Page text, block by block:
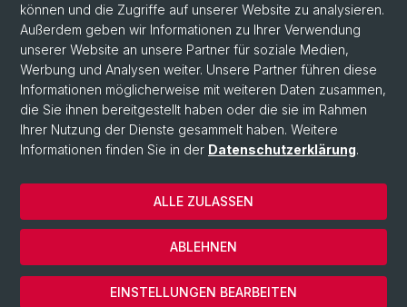
LinkedIn
Instagram
© Universität Basel
Datenschutzerklärung
können und die Zugriffe auf unserer Website zu analysieren.
Außerdem geben wir Informationen zu Ihrer Verwendung
unserer Website an unsere Partner für soziale Medien,
Werbung und Analysen weiter. Unsere Partner führen diese
Informationen möglicherweise mit weiteren Daten zusammen,
die Sie ihnen bereitgestellt haben oder die sie im Rahmen
Ihrer Nutzung der Dienste gesammelt haben. Weitere
Informationen finden Sie in der Datenschutzerklärung.
EINSTELLUNGEN BEARBEITEN
ABLEHNEN
ALLE ZULASSEN